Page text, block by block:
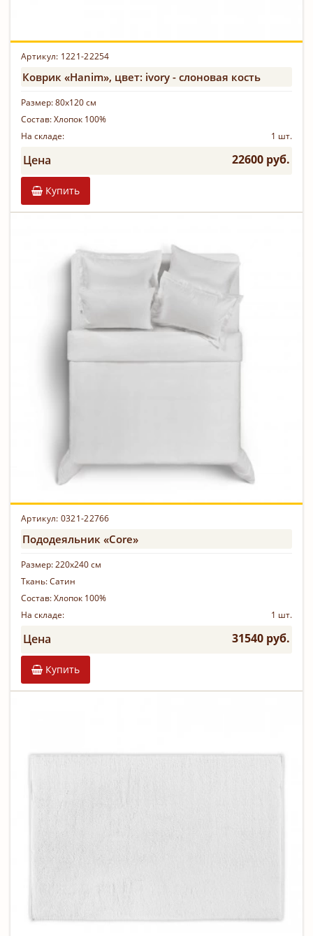
Артикул: 1221-22254
Коврик «Hanim», цвет: ivory - слоновая кость
Размер:80х120 см
Состав:Хлопок 100%
На складе:
1 шт.
Цена 22600 руб.
Купить
Артикул: 0321-22766
Пододеяльник «Core»
Размер:220х240 см
Ткань:Сатин
Состав:Хлопок 100%
На складе:
1 шт.
Цена 31540 руб.
Купить